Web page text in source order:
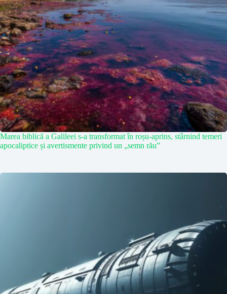
Marea biblică a Galileei s-a transformat în roșu-aprins, stârnind temeri
apocaliptice și avertismente privind un „semn rău”